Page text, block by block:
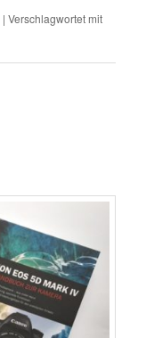
|Verschlagwortet mit